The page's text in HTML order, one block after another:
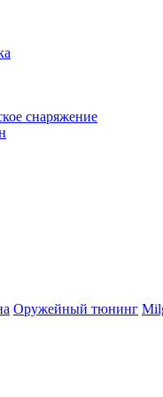
снаряжение
Оружейный тюнинг